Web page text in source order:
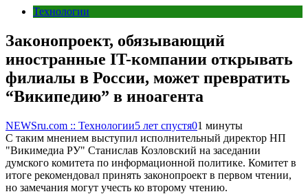
Технологии
Законопроект, обязывающий
иностранные IT-компании открывать
филиалы в России, может превратить
“Википедию” в иноагента
NEWSru.com :: Технологии5 лет спустя01 минуты
С таким мнением выступил исполнительный директор НП
"Викимедиа РУ" Станислав Козловский на заседании
думского комитета по информационной политике. Комитет в
итоге рекомендовал принять законопроект в первом чтении,
но замечания могут учесть ко второму чтению.